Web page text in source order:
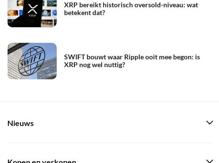
XRP bereikt historisch oversold-niveau: wat
betekent dat?
SWIFT bouwt waar Ripple ooit mee begon: is
XRP nog wel nuttig?
Nieuws